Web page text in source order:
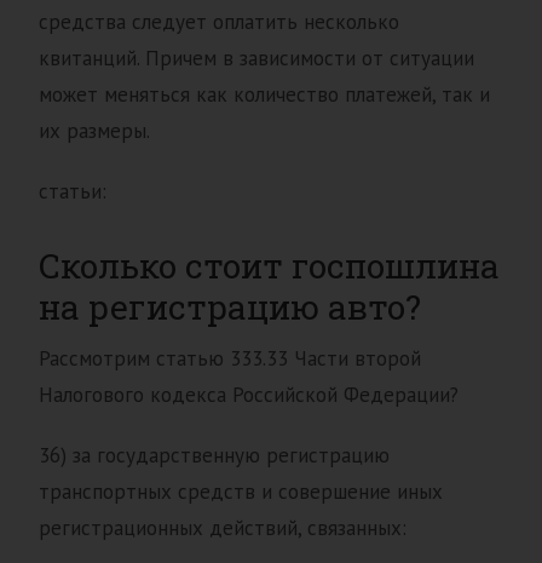
средства следует оплатить несколько
квитанций. Причем в зависимости от ситуации
может меняться как количество платежей, так и
их размеры.
статьи:
Сколько стоит госпошлина
на регистрацию авто?
Рассмотрим статью 333.33 Части второй
Налогового кодекса Российской Федерации?
36) за государственную регистрацию
транспортных средств и совершение иных
регистрационных действий, связанных: